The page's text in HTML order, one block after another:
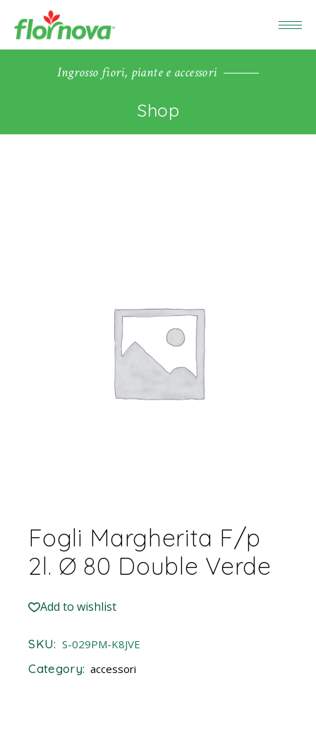
Ingrosso fiori, piante e accessori
Shop
Fogli Margherita F/p
2l. Ø 80 Double Verde
Add to wishlist
SKU: S-029PM-K8JVE
Category: accessori